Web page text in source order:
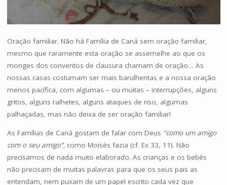
Oração familiar. Não há Família de Caná sem oração familiar,
mesmo que raramente esta oração se assemelhe ao que os
monges dos conventos de clausura chamam de oração… As
nossas casas costumam ser mais barulhentas e a nossa oração
menos pacífica, com algumas – ou muitas – interrupções, alguns
gritos, alguns ralhetes, alguns ataques de riso, algumas
palhaçadas, mas não deixa de ser oração familiar!
As Famílias de Caná gostam de falar com Deus “como um amigo
com o seu amigo”,como Moisés fazia (cf. Ex 33, 11). Não
precisamos de nada muito elaborado. As crianças e os bebés
não precisam de muitas palavras para que os seus pais as
entendam, nem puxam de um papel escrito cada vez que